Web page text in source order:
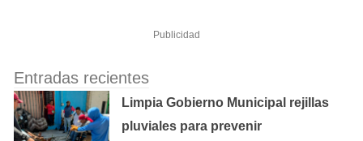
Publicidad
Entradas recientes
Limpia Gobierno Municipal rejillas
pluviales para prevenir